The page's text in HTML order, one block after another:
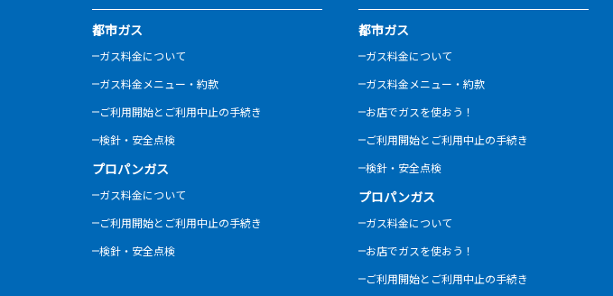
都市ガス
ガス料金について
ガス料金メニュー・約款
ご利用開始とご利用中止の手続き
検針・安全点検
プロパンガス
ガス料金について
ご利用開始とご利用中止の手続き
検針・安全点検
都市ガス
ガス料金について
ガス料金メニュー・約款
お店でガスを使おう！
ご利用開始とご利用中止の手続き
検針・安全点検
プロパンガス
ガス料金について
お店でガスを使おう！
ご利用開始とご利用中止の手続き